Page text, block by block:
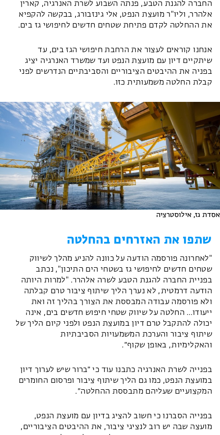
החברה להגנת הטבע, פנתה השבוע לשרת האנרגיה, קארין
אלהרר, וליו"ר מועצת הנפט, אלי גינזבורג, בבקשה להקפיא
את ההחלטה לקדם פתיחת שטחים חדשים לחיפושי גז בים.
אנחנו קוראים לעצור את הרחבת חיפושי הגז בים, עד
שיתקיים דיון עם מועצת הנפט ועד שמשרד האנרגיה יציג
בפניה את ההיבטים הציבוריים והסביבתיים הנדרשים לפני
קבלת החלטה משמעותית כזו.
אסדת גז, אילוסטרציה
שתפו את האזרחים בהחלטה
"לאחרונה פורסמה הודעה על כוונה להניע מהלך לשיווק
שטחים חדשים לחיפושי גז בשטחי הים התיכון", נכתב
בפניית החברה להגנת הטבע לשרה אלהרר. "למרות היותה
הודעה דרמטית, לא נערך הליך שיתוף ציבור טרם קבלתה
ולא פורסמה עבודה המבססת את הצורך בהליך זה ואת
ייעודו… החלטה על שיווק שטחי חיפוש חדשים בים, אינה
יכולה להתקבל טרם דיון במועצת הנפט ולפני קיום הליך של
שיתוף ציבור והערכת המשמעויות הסביבתיות
והאקלימיות, באופן שקוף״.
בפנייה לשרת האנרגיה כתבנו עוד כי ״ברור שיש לערוך דיון
במועצת הנפט, כמו גם הליך שיתוף ציבור ופרסום החומרים
המקצועיים שעליהם מתבססת ההחלטה״.
בפנייה הסברנו כי חשוב להציג בדיון עם מועצת הנפט,
מועצה שבה יש רוב לנציגי ציבור, את ההיבטים הציבוריים,